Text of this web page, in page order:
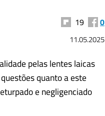
19 0
11.05.2025
pelas lentes laicas
quanto a este
e negligenciado